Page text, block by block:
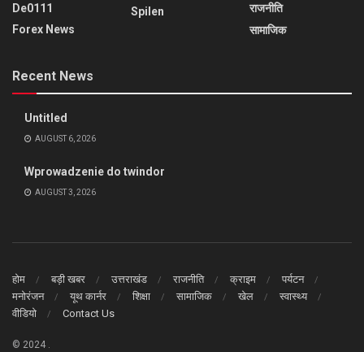
De0111
Forex News
Spilen
राजनीति
सामाजिक
Recent News
Untitled
AUGUST 6, 2026
Wprowadzenie do twindor
AUGUST 3, 2026
होम बड़ी खबर उत्तराखंड राजनीति क्राइम
पर्यटन
मनोरंजन
यूथ कार्नर शिक्षा सामाजिक खेल
स्वास्थ्य
वीडियो
Contact Us
© 2024 .